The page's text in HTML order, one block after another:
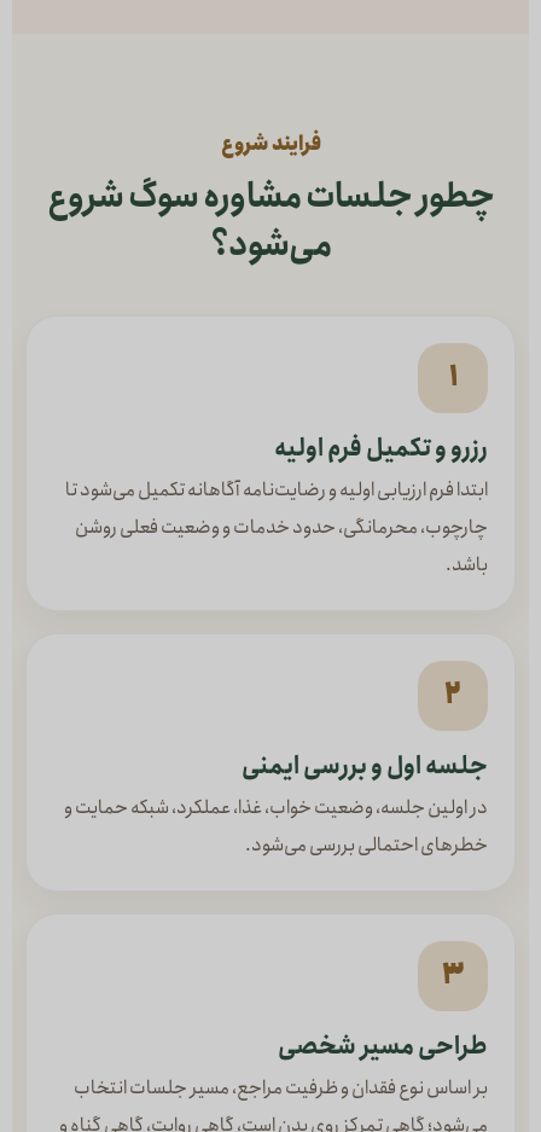
فرایند شروع
چطور جلسات مشاوره سوگ شروع
می‌شود؟
۱
رزرو و تکمیل فرم اولیه
ابتدا فرم ارزیابی اولیه و رضایت‌نامه آگاهانه تکمیل می‌شود تا
چارچوب، محرمانگی، حدود خدمات و وضعیت فعلی روشن
باشد.
۲
جلسه اول و بررسی ایمنی
در اولین جلسه، وضعیت خواب، غذا، عملکرد، شبکه حمایت و
خطرهای احتمالی بررسی می‌شود.
۳
طراحی مسیر شخصی
بر اساس نوع فقدان و ظرفیت مراجع، مسیر جلسات انتخاب
می‌شود؛ گاهی تمرکز روی بدن است، گاهی روایت، گاهی گناه و